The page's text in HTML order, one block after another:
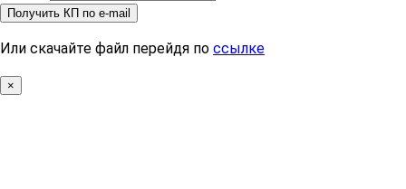
Получить КП по e-mail
Или скачайте файл перейдя по ссылке
×